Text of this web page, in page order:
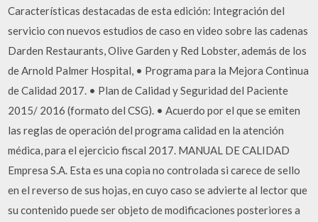
Características destacadas de esta edición: Integración del
servicio con nuevos estudios de caso en video sobre las cadenas
Darden Restaurants, Olive Garden y Red Lobster, además de los
de Arnold Palmer Hospital, • Programa para la Mejora Continua
de Calidad 2017. • Plan de Calidad y Seguridad del Paciente
2015/ 2016 (formato del CSG). • Acuerdo por el que se emiten
las reglas de operación del programa calidad en la atención
médica, para el ejercicio fiscal 2017. MANUAL DE CALIDAD
Empresa S.A. Esta es una copia no controlada si carece de sello
en el reverso de sus hojas, en cuyo caso se advierte al lector que
su contenido puede ser objeto de modificaciones posteriores a